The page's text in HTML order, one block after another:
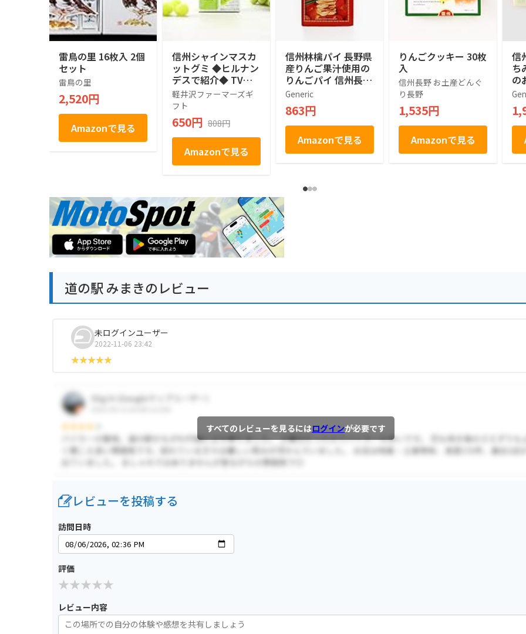
雷鳥の里 16枚入 2個
セット
雷鳥の里
2,520円
Amazonで見る
信州シャインマスカ
ットグミ ◆ヒルナン
デスで紹介◆ TVで
話題 売れ筋 人気ス
イーツ 人気 デザー
ト お取り寄せ お取
り寄せグルメ お菓子
駄菓子 個包装 グミ
ぶどう シャインマス
カット プレゼント
ギフト お土産 信州
ばらまき バラマキ
卒業 入学 新生活 ハ
ロウィン 母の日 父
の日 贈り物 お返し
かわいい きれい 軽
井沢ファーマーズギ
軽井沢ファーマーズギ
フト
650円 808円
Amazonで見る
信州林檎パイ 長野県
産りんご果汁使用の
りんごパイ 信州長野
のお土産 (1箱, 10個
入)
Generic
863円
Amazonで見る
りんごクッキー 30枚
入
信州長野 お土産どんぐ
り長野
1,535円
Amazonで見る
信
ち
の
(2
道の駅 みまきのレビュー
未ログインユーザー
2022-11-06 23:42
すべてのレビューを見るにはログインが必要です
レビューを投稿する
訪問日時
評価
レビュー内容